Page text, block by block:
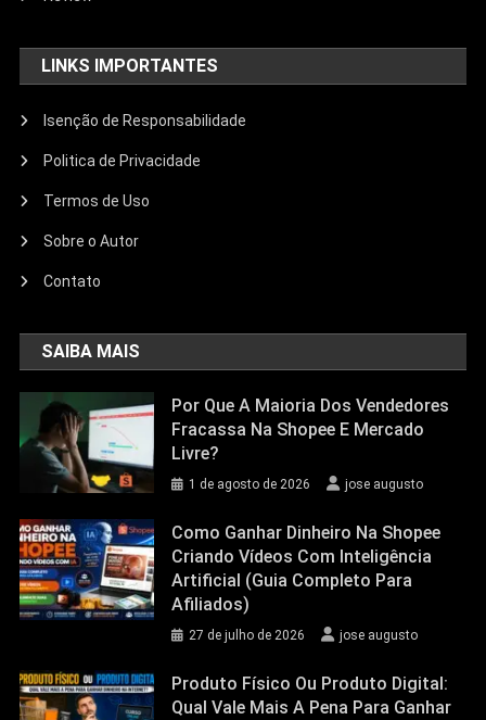
LINKS IMPORTANTES
Isenção de Responsabilidade
Politica de Privacidade
Termos de Uso
Sobre o Autor
Contato
SAIBA MAIS
Por Que A Maioria Dos Vendedores
Fracassa Na Shopee E Mercado
Livre?
1 de agosto de 2026 jose augusto
Como Ganhar Dinheiro Na Shopee
Criando Vídeos Com Inteligência
Artificial (Guia Completo Para
Afiliados)
27 de julho de 2026 jose augusto
Produto Físico Ou Produto Digital:
Qual Vale Mais A Pena Para Ganhar